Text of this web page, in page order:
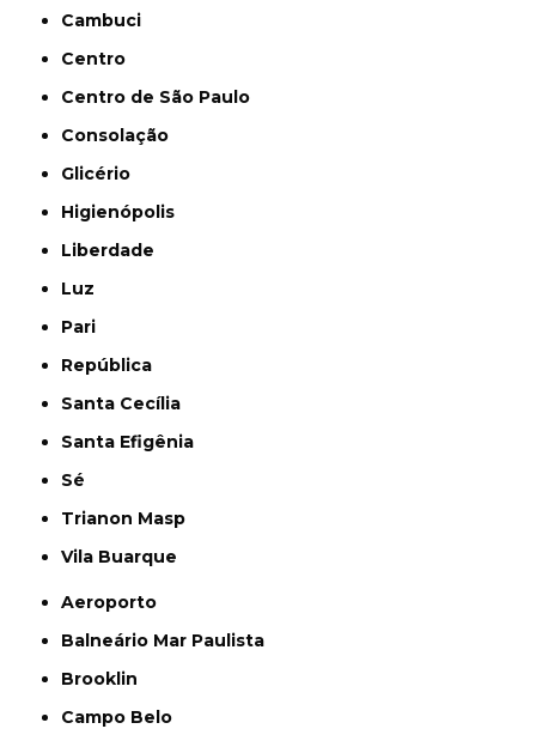
Cambuci
Centro
Centro de São Paulo
Consolação
Glicério
Higienópolis
Liberdade
Luz
Pari
República
Santa Cecília
Santa Efigênia
Sé
Trianon Masp
Vila Buarque
Aeroporto
Balneário Mar Paulista
Brooklin
Campo Belo